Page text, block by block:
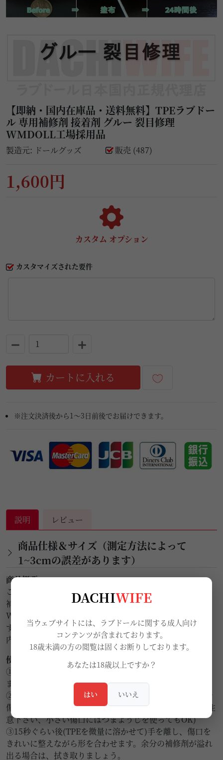
【即納・国内在庫品・送料無料】TPEラブドー
ル 専用補修剤 接着剤 グルー 裂目修理
WMDOLL工場採用品
製造元: ドールグッズ 販売 (487)
1,600円
カスタム オプション
カスタマイズされた要件
カートに入れる
※注文決済後から1～3日前後でお届けできます。
説明 レビュー
商品仕様＆サイズ（測定方法によって
1~3cmの誤差があります）
商品概要
こちらの商品はTPEエラストマーリアルラブドール専用の
補修剤です。
WMDOLL工場で実際に使用され、DOLLメーカーを問わ
ず共通使用可能になります。
内容量：8ml
使用方法
①傷口の汚れやパウンダーをきれいに洗い落とし、乾かし
ます。
②綿棒で補修剤を少量に取り、片手で傷口を開いた状態で
傷口内全体に薄く塗布します。(大量に塗らないようにご注
意下さい、小さい傷口にはつまようじを使ってもOK)
③15秒ぐらい後(TPEを微量に溶かせて)手を離し、傷口を
きれいに整えながら形を合わせます。余分の補修剤が溢れ
出る場合は、拭き取りましょう。
DACHIWIFE
当ウェブサイトには、ラブドールに関する成人向け
コンテンツが含まれております。
18歳未満の方の閲覧は固くお断りしております。
あなたは18歳以上ですか？
はい いいえ